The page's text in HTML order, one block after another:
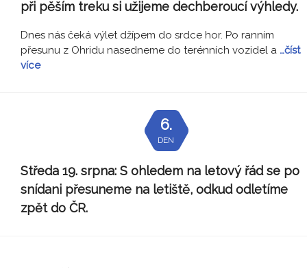
při pěším treku si užijeme dechberoucí výhledy.
Dnes nás čeká výlet džípem do srdce hor. Po ranním
přesunu z Ohridu nasedneme do terénních vozidel a …číst
více
6.
DEN
Středa 19. srpna: S ohledem na letový řád se po
snídani přesuneme na letiště, odkud odletíme
zpět do ČR.